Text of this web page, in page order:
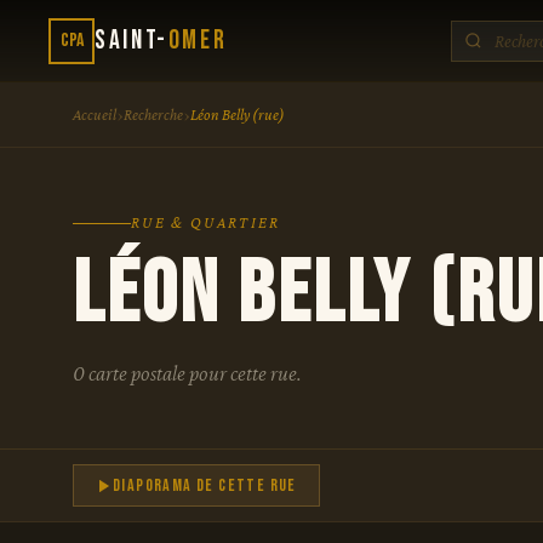
CPA Saint-Omer
Accueil›Recherche›Léon Belly (rue)
RUE & QUARTIER
Léon Belly
0 carte postale pour cette rue.
Diaporama de cette rue